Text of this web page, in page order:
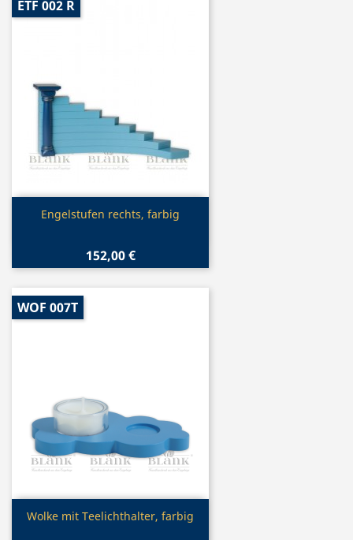
Vorschau
Engelstufen rechts, farbig
152,00 €
ETF 002 R
Vorschau
Wolke mit Teelichthalter, farbig
WOF 007T